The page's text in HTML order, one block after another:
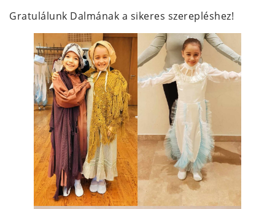
Gratulálunk Dalmának a sikeres szerepléshez!